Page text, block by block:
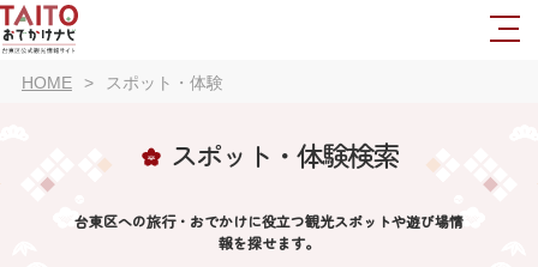
HOME スポット・体験
スポット・体験検索
台東区への旅行・おでかけに役立つ観光スポットや遊び場情
報を探せます。